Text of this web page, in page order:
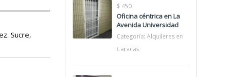
Sucre,
$ 450
Oficina céntrica en La
Avenida Universidad
Categoría: Alquileres en
Caracas